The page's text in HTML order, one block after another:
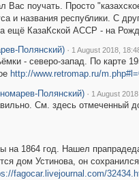
Вас поучать. Просто
и названия республики. С
ещё КазаКской АССР - на
Полянский) · 1 August 2018,
- северо-запад. По карте
http://www.retromap.ru/
Полянский) · 1 August
См. здесь отмеченный
на 1864 год. Нашел
дом Устинова, он
fagocar.livejournal.com/